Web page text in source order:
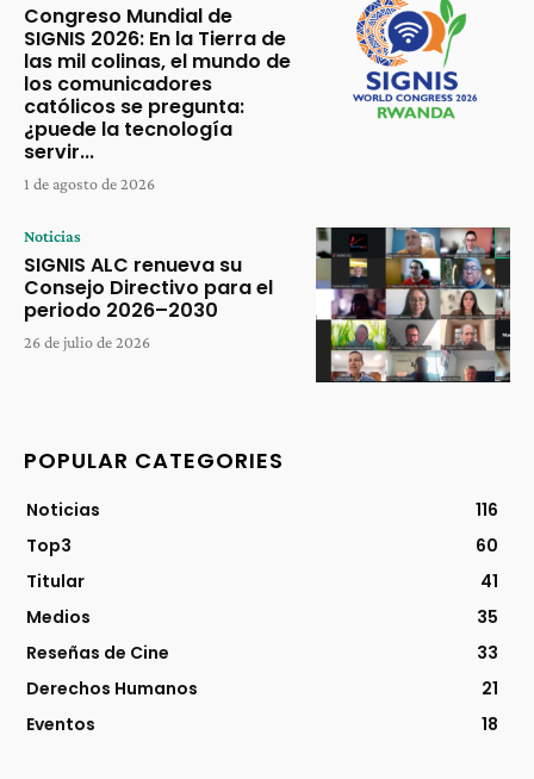
Congreso Mundial de
SIGNIS 2026: En la Tierra de
las mil colinas, el mundo de
los comunicadores
católicos se pregunta:
¿puede la tecnología
servir...
1 de agosto de 2026
Noticias
SIGNIS ALC renueva su
Consejo Directivo para el
periodo 2026–2030
26 de julio de 2026
POPULAR CATEGORIES
Noticias
116
Top3
60
Titular
41
Medios
35
Reseñas de Cine
33
Derechos Humanos
21
Eventos
18